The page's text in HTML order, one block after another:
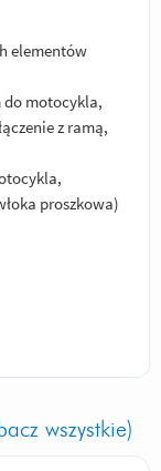
elementów
do motocykla,
z ramą,
proszkowa)
wszystkie)